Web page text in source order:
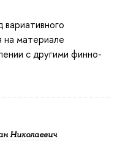
на материале
с другими финно-
Николаевич